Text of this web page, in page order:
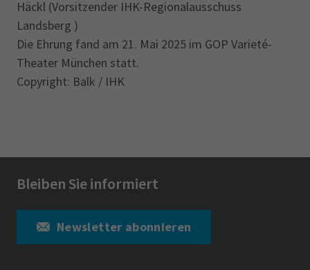
Häckl (Vorsitzender IHK-Regionalausschuss
Landsberg )
Die Ehrung fand am 21. Mai 2025 im GOP Varieté-
Theater München statt.
Copyright: Balk / IHK
Bleiben Sie informiert
Newsletter abonnieren